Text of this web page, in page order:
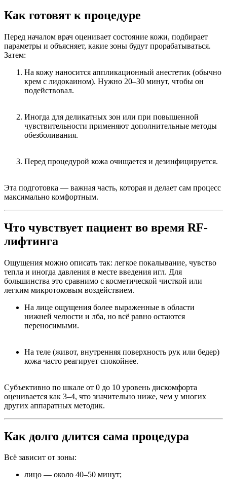
Как готовят к процедуре
Перед началом врач оценивает состояние кожи, подбирает
параметры и объясняет, какие зоны будут прорабатываться.
Затем:
На кожу наносится аппликационный анестетик (обычно
крем с лидокаином). Нужно 20–30 минут, чтобы он
подействовал.
Иногда для деликатных зон или при повышенной
чувствительности применяют дополнительные методы
обезболивания.
Перед процедурой кожа очищается и дезинфицируется.
Эта подготовка — важная часть, которая и делает сам процесс
максимально комфортным.
Что чувствует пациент во время RF-
лифтинга
Ощущения можно описать так: легкое покалывание, чувство
тепла и иногда давления в месте введения игл. Для
большинства это сравнимо с косметической чисткой или
легким микротоковым воздействием.
На лице ощущения более выраженные в области
нижней челюсти и лба, но всё равно остаются
переносимыми.
На теле (живот, внутренняя поверхность рук или бедер)
кожа часто реагирует спокойнее.
Субъективно по шкале от 0 до 10 уровень дискомфорта
оценивается как 3–4, что значительно ниже, чем у многих
других аппаратных методик.
Как долго длится сама процедура
Всё зависит от зоны:
лицо — около 40–50 минут;